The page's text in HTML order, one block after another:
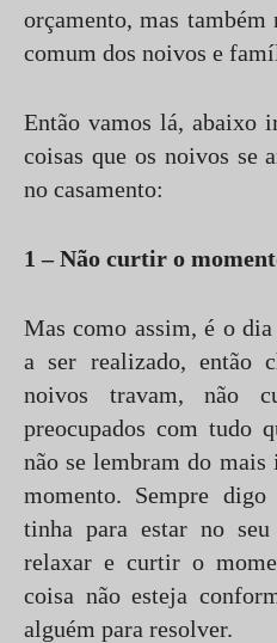
orçamento, mas também
comum dos noivos e
Então vamos lá, abaixo
coisas que os noivos se
no casamento:
1 – Não curtir o
Mas como assim, é o
a ser realizado, então
noivos travam, não
preocupados com tudo
não se lembram do
momento. Sempre
tinha para estar no
relaxar e curtir o
coisa não esteja
alguém para resolver.